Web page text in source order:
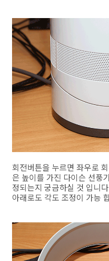
회전버튼을 누르면 좌우로
은 높이를 가진 다이슨 선풍
정되는지 궁금하실 것 입니
아래로도 각도 조정이 가능